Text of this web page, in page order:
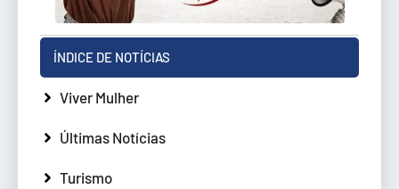
ÍNDICE DE NOTÍCIAS
Viver Mulher
Últimas Notícias
Turismo